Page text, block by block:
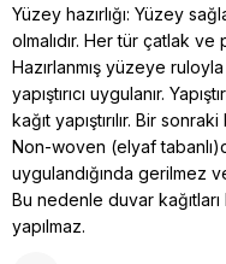
Yüzey hazırlığı: Yüzey
olmalıdır. Her tür çatlak ve
Hazırlanmış yüzeye
yapıştırıcı uygulanır.
kağıt yapıştırılır. Bir
Non-woven (elyaf
uygulandığında gerilmez
Bu nedenle duvar kağıtları
yapılmaz.